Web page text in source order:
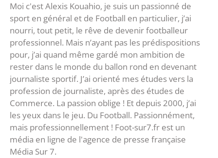
Moi c'est Alexis Kouahio, je suis un passionné de
sport en général et de Football en particulier, j’ai
nourri, tout petit, le rêve de devenir footballeur
professionnel. Mais n’ayant pas les prédispositions
pour, j’ai quand même gardé mon ambition de
rester dans le monde du ballon rond en devenant
journaliste sportif. J’ai orienté mes études vers la
profession de journaliste, après des études de
Commerce. La passion oblige ! Et depuis 2000, j’ai
les yeux dans le jeu. Du Football. Passionnément,
mais professionnellement ! Foot-sur7.fr est un
média en ligne de l'agence de presse française
Média Sur 7.